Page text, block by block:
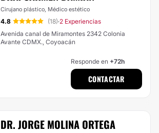
Cirujano plástico, Médico estético
4.8 (18)·2 Experiencias
Avenida canal de Miramontes 2342 Colonia
Avante CDMX., Coyoacán
Responde en +72h
CONTACTAR
DR. JORGE MOLINA ORTEGA